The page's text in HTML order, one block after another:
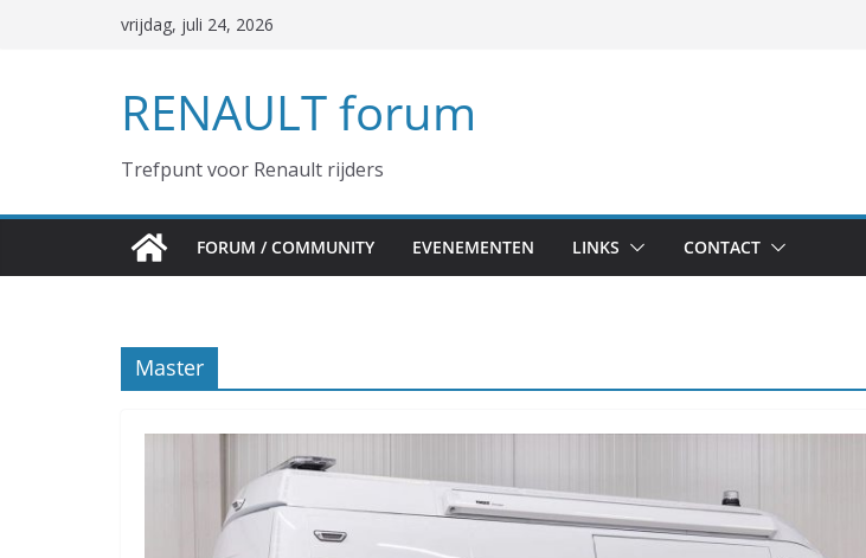
vrijdag, juli 24, 2026
RENAULT forum
Trefpunt voor Renault rijders
FORUM / COMMUNITY EVENEMENTEN LINKS CONTACT
Master